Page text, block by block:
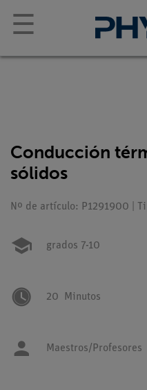
☰
Conducción
sólidos
Nº de artículo: P1291900 |
grados 7-10
20 Minutos
Maestros/Profesores